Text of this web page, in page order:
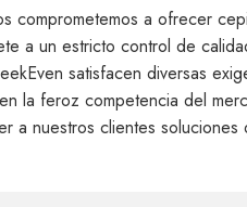
comprometemos a ofrecer
a un estricto control de
satisfacen diversas
la feroz competencia del
a nuestros clientes